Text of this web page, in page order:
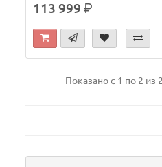
113 999р.
Показано с 1 по 2 из